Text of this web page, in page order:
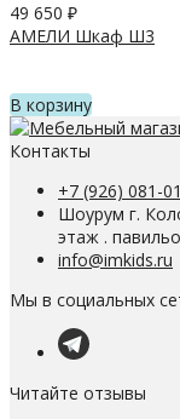
49 650 ₽
АМЕЛИ Шкаф Ш3
В корзину
Контакты
+7 (926) 081-
Шоурум г.
этаж .
info@imkids.ru
Мы в социальных
Читайте отзывы